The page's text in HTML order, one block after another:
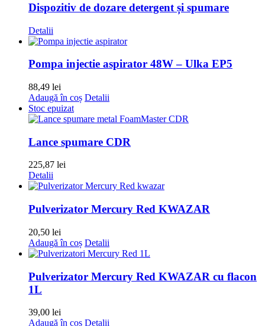
Dispozitiv de dozare detergent și spumare
Detalii
Pompa injectie aspirator 48W – Ulka EP5
88,49 lei
Adaugă în coș Detalii
Stoc epuizat
Lance spumare CDR
225,87 lei
Detalii
Pulverizator Mercury Red KWAZAR
20,50 lei
Adaugă în coș Detalii
Pulverizator Mercury Red KWAZAR cu flacon
1L
39,00 lei
Adaugă în coș Detalii